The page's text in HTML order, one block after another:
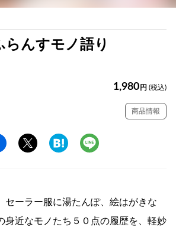
らんすモノ語り
1,980 円 (税込)
商品情報
セーラー服に湯たんぽ、絵はがきな
身近なモノたち５０点の履歴を、軽妙